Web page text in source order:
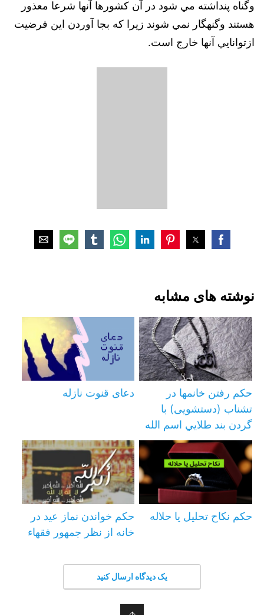
وگناه پنداشته مي شود در آن كشورها آنها شرعا معذور
هستند وگنهگار نمي شوند زيرا كه بجا آوردن اين فرضيت
ازتوانايي آنها خارج است.
نوشته های مشابه
حکم رفتن خانمها در
تشناب (دستشویی) با
گردن بند طلايي اسم الله
دعای قنوت نازله
حکم نکاح تحلیل یا حلاله
حكم خواندن نماز عيد در
خانه از نظر جمهور فقهاء
یک دیدگاه ارسال کنید